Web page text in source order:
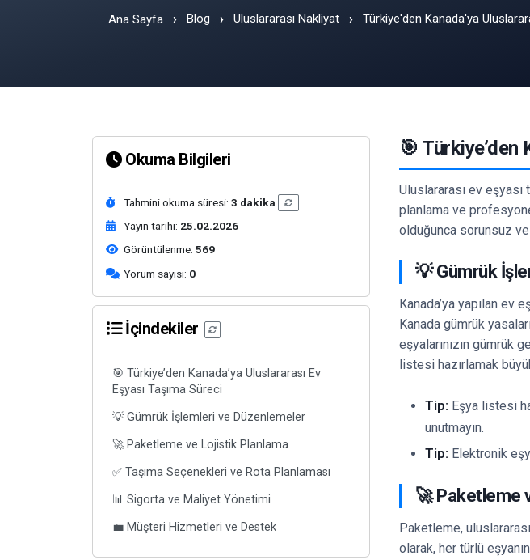
Ana Sayfa Blog Uluslararası Nakliyat Türkiye'den Kanada'ya
Okuma Bilgileri
Tahmini okuma süresi:3 dakika
Yayın tarihi: 25.02.2026
Görüntülenme:569
Yorum sayısı: 0
İçindekiler
🎯 Türkiye’den Kanada’ya Uluslararası Ev
Eşyası Taşıma Süreci
💡 Gümrük İşlemleri ve Düzenlemeler
🚀 Paketleme ve Lojistik Planlama
✅ Taşıma Seçenekleri ve Rota Planlaması
📊 Sigorta ve Maliyet Yönetimi
💼 Müşteri Hizmetleri ve Destek
🎯 Türkiye’den
Uluslararası ev eşyası
planlama ve
olduğunca sorunsuz
💡 Gümrük
Kanada’ya yapılan ev
Kanada gümrük
eşyalarınızın gümrük
listesi hazırlamak
Tip: Eşya listesi
unutmayın.
Tip: Elektronik
🚀 Paketleme
Paketleme,
olarak, her türlü